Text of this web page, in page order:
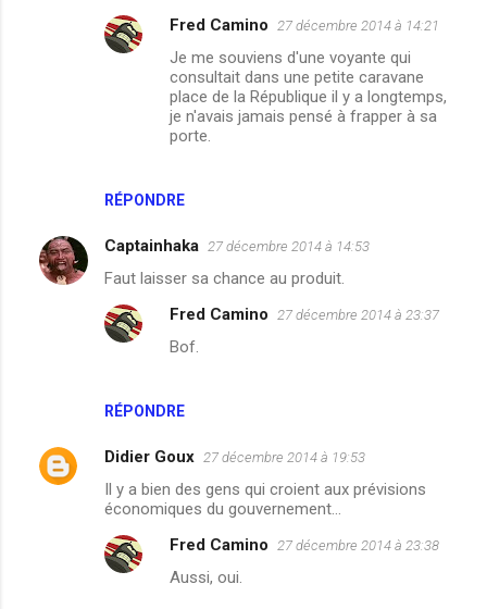
s
RÉPONDRE
Fred Camino 27 décembre 2014 à 14:21
Je me souviens d'une voyante qui
consultait dans une petite caravane
place de la République il y a longtemps,
je n'avais jamais pensé à frapper à sa
porte.
Captainhaka 27 décembre 2014 à 14:53
Faut laisser sa chance au produit.
RÉPONDRE
Fred Camino 27 décembre 2014 à 23:37
Bof.
Didier Goux 27 décembre 2014 à 19:53
Il y a bien des gens qui croient aux prévisions
économiques du gouvernement…
Fred Camino 27 décembre 2014 à 23:38
Aussi, oui.